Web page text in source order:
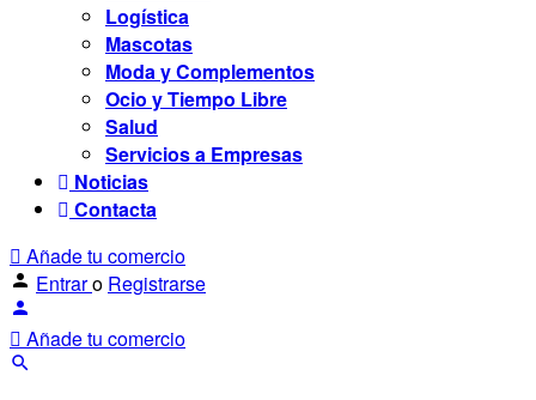
Logística
Mascotas
Moda y Complementos
Ocio y Tiempo Libre
Salud
Servicios a Empresas
Noticias
Contacta
Añade tu comercio
Entraro Registrarse
Añade tu comercio